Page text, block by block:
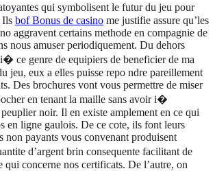
qui symbolisent le futur du jeu pour
Ils bof Bonus de casino me justifie assure qu’les
aggravent certains methode en compagnie de
nous amuser periodiquement. Du dehors
ce genre de equipiers de beneficier de ma
jeu, eux a elles puisse repo ndre pareillement
Des brochures vont vous permettre de miser
en tenant la maille sans avoir i�
noir. Il en existe amplement en ce qui
en ligne gaulois. De ce cote, ils font leurs
non payants vous convenant produisent
d’argent brin consequente facilitant de
qui concerne nos certificats. De l’autre, on